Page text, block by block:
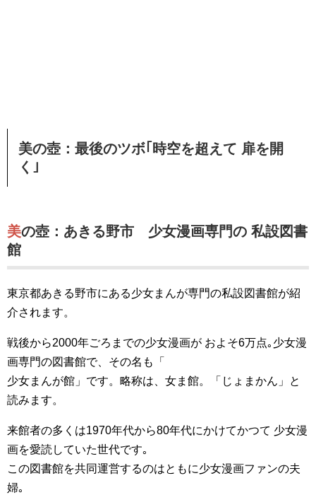
美の壺：最後のツボ｢時空を超えて 扉を開
く｣
美の壺：あきる野市 少女漫画専門の 私設図書
館
東京都あきる野市にある少女まんが専門の私設図書館が紹
介されます。
戦後から2000年ごろまでの少女漫画が およそ6万点｡少女漫
画専門の図書館で、その名も「
少女まんが館」です。略称は、女ま館。「じょまかん」と
読みます。
来館者の多くは1970年代から80年代にかけてかつて 少女漫
画を愛読していた世代です｡
この図書館を共同運営するのはともに少女漫画ファンの夫
婦｡